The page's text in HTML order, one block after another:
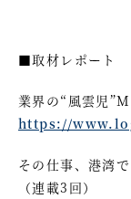
■取材レポート
業界の“風雲児
https://
その仕事、港湾
（連載3回）